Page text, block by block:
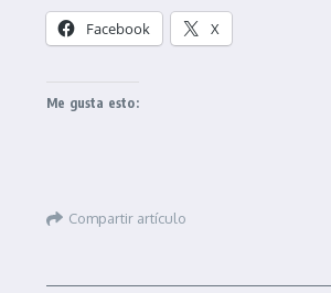
Facebook X
Me gusta esto:
Compartir artículo